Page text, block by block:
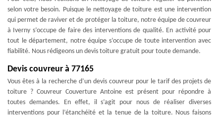
selon votre besoin. Puisque le nettoyage de toiture est une intervention
qui permet de raviver et de protéger la toiture, notre équipe de couvreur
à Iverny s’occupe de faire des interventions de qualité. En activité pour
tout le département, notre équipe s’occupe de toute intervention avec
fiabilité. Nous rédigeons un devis toiture gratuit pour toute demande.
Devis couvreur à 77165
Vous êtes à la recherche d’un devis couvreur pour le tarif des projets de
toiture ? Couvreur Couverture Antoine est présent pour répondre à
toutes demandes. En effet, il s’agit pour nous de réaliser diverses
interventions pour l’étanchéité et la tenue de la toiture. Nous faisons